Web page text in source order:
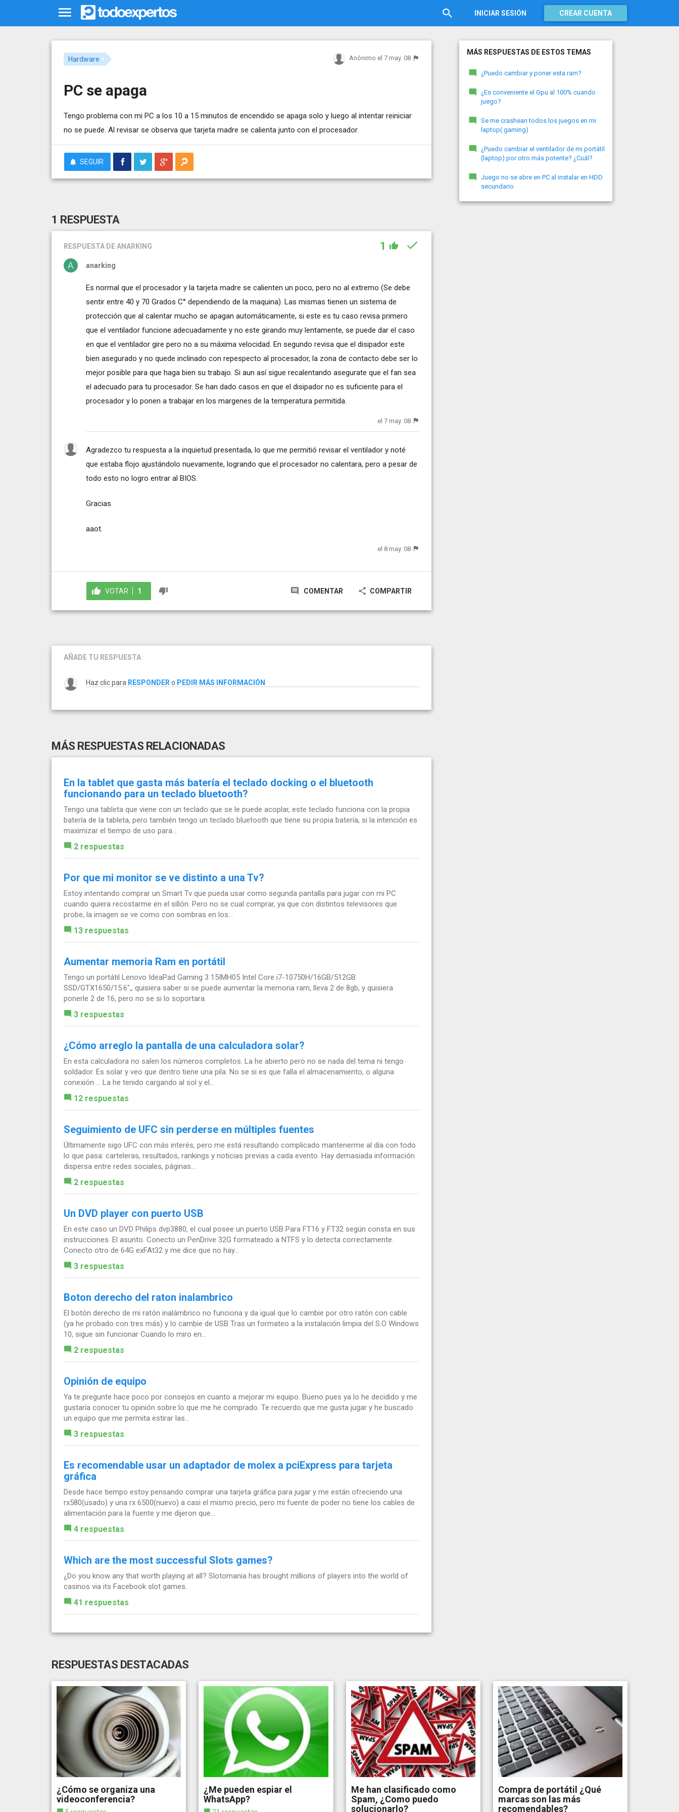
INICIAR SESIÓN CREAR CUENTA
Hardware Anónimo el 7 may. 08
PC se apaga
Tengo problema con mi PC a los 10 a 15 minutos de encendido se apaga solo y luego al intentar reiniciar
no se puede. Al revisar se observa que tarjeta madre se calienta junto con el procesador.
SEGUIR
1 RESPUESTA
RESPUESTA DE ANARKING 1
anarking
Es normal que el procesador y la tarjeta madre se calienten un poco, pero no al extremo (Se debe
sentir entre 40 y 70 Grados C° dependiendo de la maquina). Las mismas tienen un sistema de
protección que al calentar mucho se apagan automáticamente, si este es tu caso revisa primero
que el ventilador funcione adecuadamente y no este girando muy lentamente, se puede dar el caso
en que el ventilador gire pero no a su máxima velocidad. En segundo revisa que el disipador este
bien asegurado y no quede inclinado con repespecto al procesador, la zona de contacto debe ser lo
mejor posible para que haga bien su trabajo. Si aun así sigue recalentando asegurate que el fan sea
el adecuado para tu procesador. Se han dado casos en que el disipador no es suficiente para el
procesador y lo ponen a trabajar en los margenes de la temperatura permitida.
el 7 may. 08
Agradezco tu respuesta a la inquietud presentada, lo que me permitió revisar el ventilador y noté
que estaba flojo ajustándolo nuevamente, logrando que el procesador no calentara, pero a pesar de
todo esto no logro entrar al BIOS.
Gracias
aaot.
el 8 may. 08
VOTAR 1 COMENTAR COMPARTIR
AÑADE TU RESPUESTA
Haz clic para RESPONDERo PEDIR MÁS INFORMACIÓN
MÁS RESPUESTAS RELACIONADAS
En la tablet que gasta más batería el teclado docking o el bluetooth
funcionando para un teclado bluetooth?
Tengo una tableta que viene con un teclado que se le puede acoplar, este teclado funciona con la propia
batería de la tableta, pero también tengo un teclado bluetooth que tiene su propia batería, si la intención es
maximizar el tiempo de uso para...
2 respuestas
Por que mi monitor se ve distinto a una Tv?
Estoy intentando comprar un Smart Tv que pueda usar como segunda pantalla para jugar con mi PC
cuando quiera recostarme en el sillón. Pero no se cual comprar, ya que con distintos televisores que
probe, la imagen se ve como con sombras en los...
13 respuestas
Aumentar memoria Ram en portátil
Tengo un portátil Lenovo IdeaPad Gaming 3 15IMH05 Intel Core i7-10750H/16GB/512GB
SSD/GTX1650/15.6",, quisiera saber si se puede aumentar la memoria ram, lleva 2 de 8gb, y quisiera
ponerle 2 de 16, pero no se si lo soportara.
3 respuestas
¿Cómo arreglo la pantalla de una calculadora solar?
En esta calculadora no salen los números completos. La he abierto pero no se nada del tema ni tengo
soldador. Es solar y veo que dentro tiene una pila. No se si es que falla el almacenamiento, o alguna
conexión ... La he tenido cargando al sol y el...
12 respuestas
Seguimiento de UFC sin perderse en múltiples fuentes
Últimamente sigo UFC con más interés, pero me está resultando complicado mantenerme al día con todo
lo que pasa: carteleras, resultados, rankings y noticias previas a cada evento. Hay demasiada información
dispersa entre redes sociales, páginas...
2 respuestas
Un DVD player con puerto USB
En este caso un DVD Philips dvp3880, el cual posee un puerto USB Para FT16 y FT32 según consta en sus
instrucciones. El asunto. Conecto un PenDrive 32G formateado a NTFS y lo detecta correctamente.
Conecto otro de 64G exFAt32 y me dice que no hay...
3 respuestas
Boton derecho del raton inalambrico
El botón derecho de mi ratón inalámbrico no funciona y da igual que lo cambie por otro ratón con cable
(ya he probado con tres más) y lo cambie de USB Tras un formateo a la instalación limpia del S.O Windows
10, sigue sin funcionar Cuando lo miro en...
2 respuestas
Opinión de equipo
Ya te pregunte hace poco por consejos en cuanto a mejorar mi equipo. Bueno pues ya lo he decidido y me
gustaría conocer tu opinión sobre lo que me he comprado. Te recuerdo que me gusta jugar y he buscado
un equipo que me permita estirar las...
3 respuestas
Es recomendable usar un adaptador de molex a pciExpress para tarjeta
gráfica
Desde hace tiempo estoy pensando comprar una tarjeta gráfica para jugar y me están ofreciendo una
rx580(usado) y una rx 6500(nuevo) a casi el mismo precio, pero mi fuente de poder no tiene los cables de
alimentación para la fuente y me dijeron que...
4 respuestas
Which are the most successful Slots games?
¿Do you know any that worth playing at all? Slotomania has brought millions of players into the world of
casinos via its Facebook slot games.
41 respuestas
MÁS RESPUESTAS DE ESTOS TEMAS
¿Puedo cambiar y poner esta ram?
¿Es conveniente el Gpu al 100% cuando
juego?
Se me crashean todos los juegos en mi
laptop( gaming)
¿Puedo cambiar el ventilador de mi portátil
(laptop) por otro más potente? ¿Cuál?
Juego no se abre en PC al instalar en HDD
secundario
RESPUESTAS DESTACADAS
¿Cómo se organiza una
videoconferencia?
¿Me pueden espiar el
WhatsApp?
Me han clasificado como
Spam, ¿Como puedo
solucionarlo?
Compra de portátil ¿Qué
marcas son las más
recomendables?